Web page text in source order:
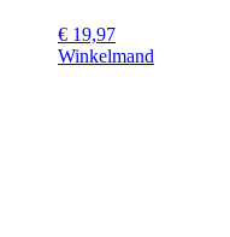
€ 19,97
Winkelmand